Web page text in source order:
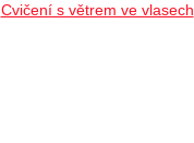
Cvičení s větrem ve vlasech